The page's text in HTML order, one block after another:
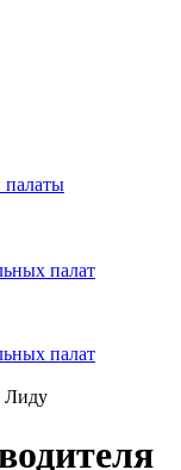
палаты
палат
палат
Лиду